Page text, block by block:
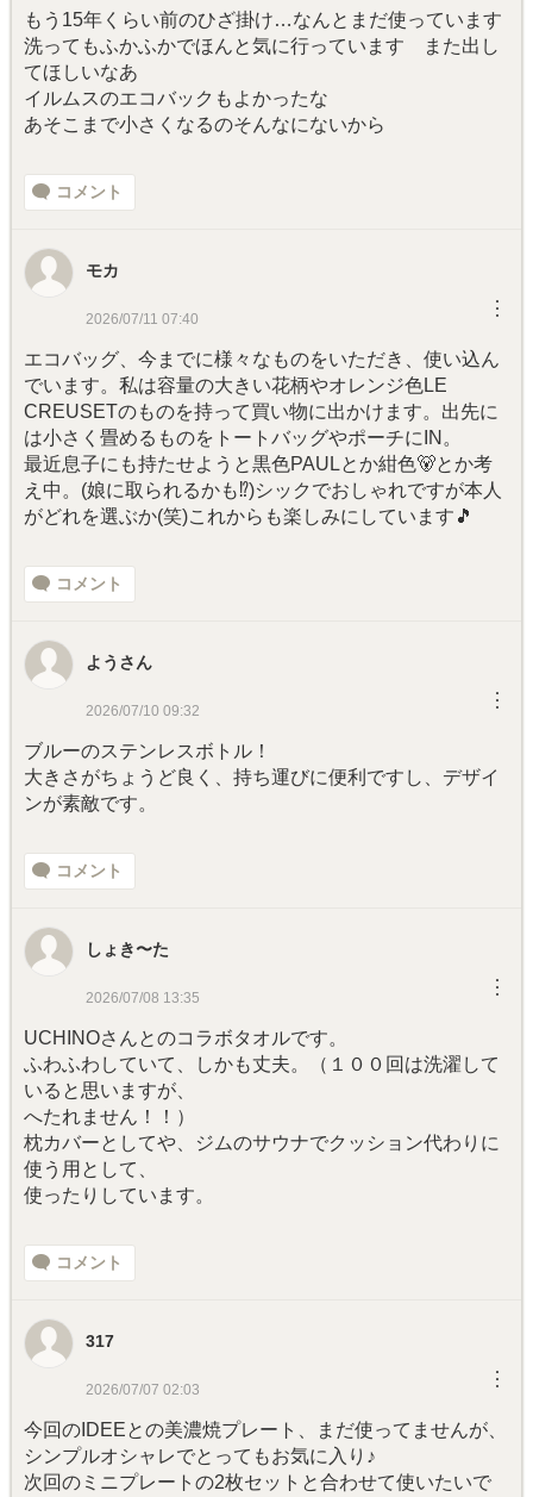
もう15年くらい前のひざ掛け…なんとまだ使っています
洗ってもふかふかでほんと気に行っています また出し
てほしいなあ
イルムスのエコバックもよかったな
あそこまで小さくなるのそんなにないから
コメント
モカ
2026/07/11 07:40 ︙
エコバッグ、今までに様々なものをいただき、使い込ん
でいます。私は容量の大きい花柄やオレンジ色LE
CREUSETのものを持って買い物に出かけます。出先に
は小さく畳めるものをトートバッグやポーチにIN。
最近息子にも持たせようと黒色PAULとか紺色🐻とか考
え中。(娘に取られるかも⁉️)シックでおしゃれですが本人
がどれを選ぶか(笑)これからも楽しみにしています🎵
コメント
ようさん
2026/07/10 09:32 ︙
ブルーのステンレスボトル！
大きさがちょうど良く、持ち運びに便利ですし、デザイ
ンが素敵です。
コメント
しょき〜た
2026/07/08 13:35 ︙
UCHINOさんとのコラボタオルです。
ふわふわしていて、しかも丈夫。（１００回は洗濯して
いると思いますが、
へたれません！！）
枕カバーとしてや、ジムのサウナでクッション代わりに
使う用として、
使ったりしています。
コメント
317
2026/07/07 02:03 ︙
今回のIDEEとの美濃焼プレート、まだ使ってませんが、
シンプルオシャレでとってもお気に入り♪
次回のミニプレートの2枚セットと合わせて使いたいで